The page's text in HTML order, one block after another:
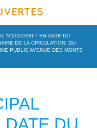
N°2022/0867 EN DATE DU
DE LA CIRCULATION, DU
PUBLIC AVENUE DES MONTS
DATE DU